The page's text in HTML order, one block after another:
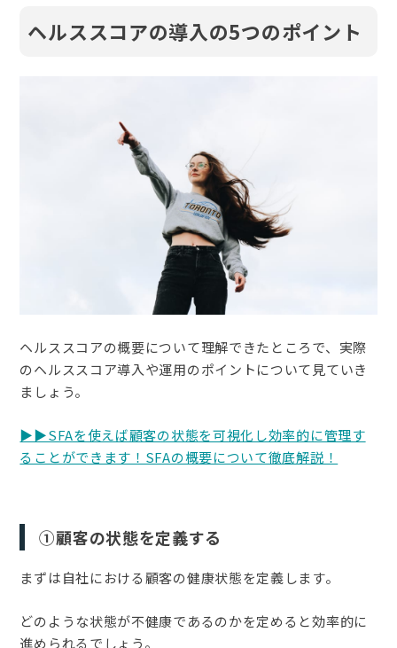
ヘルススコアの導入の5つのポイント
ヘルススコアの概要について理解できたところで、実際
のヘルススコア導入や運用のポイントについて見ていき
ましょう。
▶︎▶︎SFAを使えば顧客の状態を可視化し効率的に管理す
ることができます！SFAの概要について徹底解説！
①顧客の状態を定義する
まずは自社における顧客の健康状態を定義します。
どのような状態が不健康であるのかを定めると効率的に
進められるでしょう。